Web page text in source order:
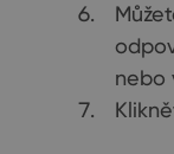
nebo